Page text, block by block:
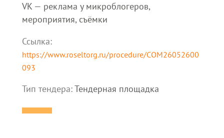
VK — реклама у микроблогеров,
мероприятия, съёмки
Ссылка:
https://www.roseltorg.ru/procedure/COM26052600
093
Тип тендера:Тендерная площадка